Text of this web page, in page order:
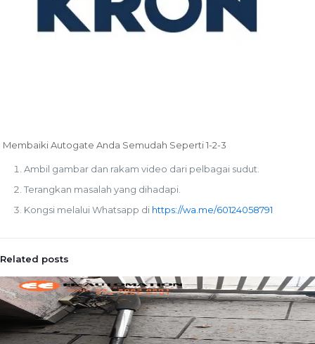
Membaiki Autogate Anda Semudah Seperti 1-2-3
Ambil gambar dan rakam video dari pelbagai sudut.
Terangkan masalah yang dihadapi.
Kongsi melalui Whatsapp di https://wa.me/60124058791
Related posts